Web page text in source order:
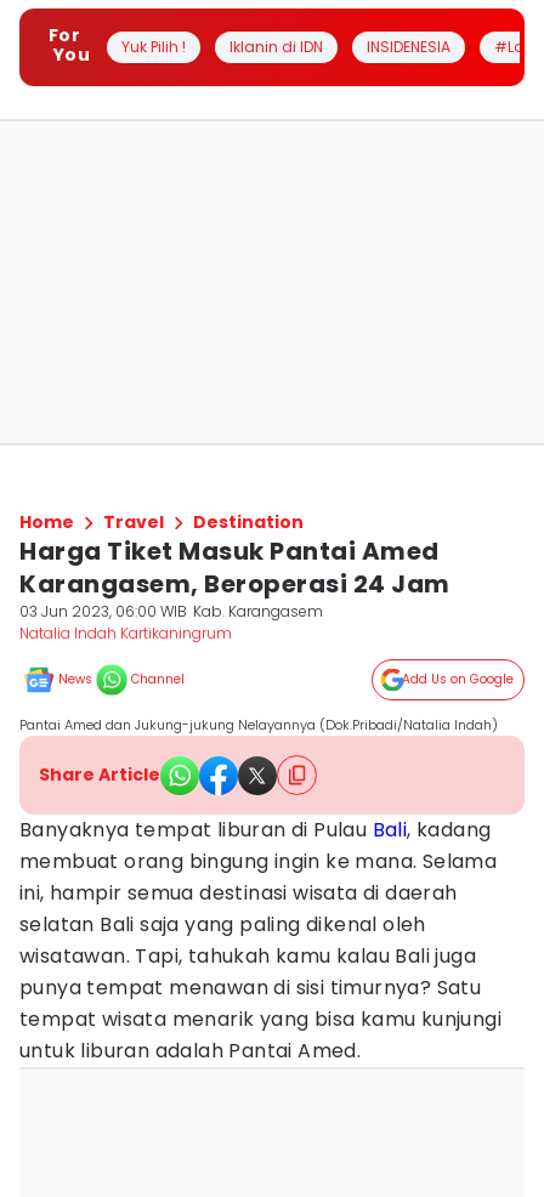
For
You
Yuk Pilih ! Iklanin di IDN INSIDENESIA
Home Travel Destination
Harga Tiket Masuk Pantai Amed
Karangasem, Beroperasi 24 Jam
03 Jun 2023, 06:00 WIB Kab. Karangasem
Natalia Indah Kartikaningrum
News Channel Add Us on Google
Pantai Amed dan Jukung-jukung Nelayannya (Dok.Pribadi/Natalia Indah)
Share Article
Banyaknya tempat liburan di Pulau Bali, kadang
membuat orang bingung ingin ke mana. Selama
ini, hampir semua destinasi wisata di daerah
selatan Bali saja yang paling dikenal oleh
wisatawan. Tapi, tahukah kamu kalau Bali juga
punya tempat menawan di sisi timurnya? Satu
tempat wisata menarik yang bisa kamu kunjungi
untuk liburan adalah Pantai Amed.